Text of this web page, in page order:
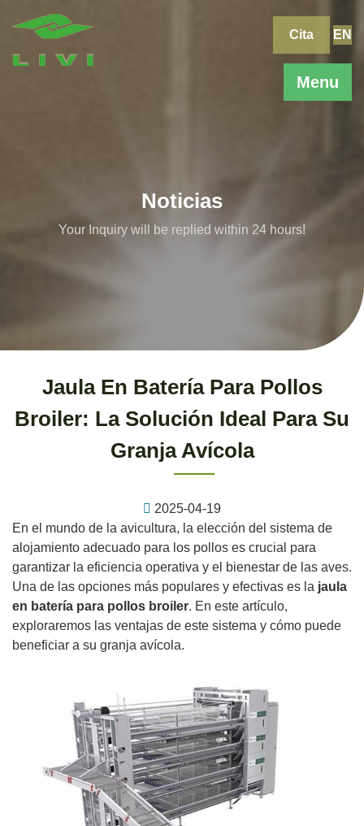
Menu
Cita EN
Noticias
Your Inquiry will be replied within 24 hours!
Jaula En Batería Para Pollos
Broiler: La Solución Ideal Para Su
Granja Avícola
2025-04-19
En el mundo de la avicultura, la elección del sistema de
alojamiento adecuado para los pollos es crucial para
garantizar la eficiencia operativa y el bienestar de las aves.
Una de las opciones más populares y efectivas es la jaula
en batería para pollos broiler. En este artículo,
exploraremos las ventajas de este sistema y cómo puede
beneficiar a su granja avícola.